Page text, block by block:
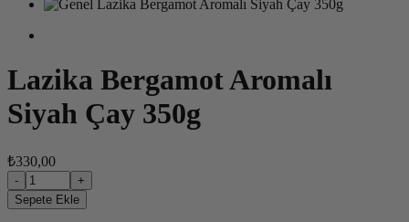
Lazika Bergamot Aromalı
Siyah Çay 350g
₺330,00
-
+
Sepete Ekle